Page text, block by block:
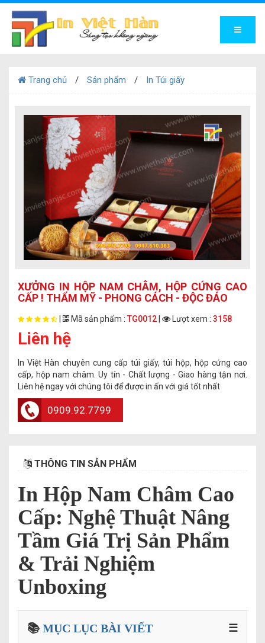
Trang chủ Sản phẩm In Túi giấy
XƯỞNG IN HỘP NAM CHÂM, HỘP CỨNG CAO
CẤP ! THẨM MỸ - PHONG CÁCH - ĐỘC ĐÁO
Mã sản phẩm : TG0012 Lượt xem : 3158
Liên hệ
In Việt Hàn chuyên cung cấp túi giấy, túi hộp, hộp cứng cao
cấp, hộp nam châm. Uy tín - Chất lượng - Giao hàng tận nơi.
Liên hệ ngay với chúng tôi để được in ấn với giá tốt nhất
0909.92.7799
THÔNG TIN SẢN PHẨM
In Hộp Nam Châm Cao
Cấp: Nghệ Thuật Nâng
Tầm Giá Trị Sản Phẩm
& Trải Nghiệm
Unboxing
📚 MỤC LỤC BÀI VIẾT ☰